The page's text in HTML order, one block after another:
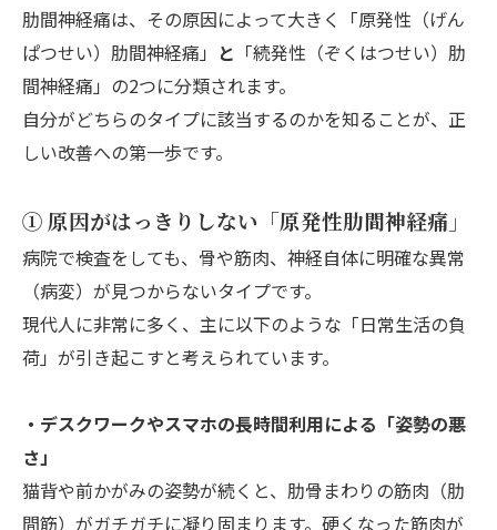
肋間神経痛は、その原因によって大きく「原発性（げん
ぱつせい）肋間神経痛」 と 「続発性（ぞくはつせい）肋
間神経痛」の2つに分類されます。
自分がどちらのタイプに該当するのかを知ることが、正
しい改善への第一歩です。
① 原因がはっきりしない「原発性肋間神経痛」
病院で検査をしても、骨や筋肉、神経自体に明確な異常
（病変）が見つからないタイプです。
現代人に非常に多く、主に以下のような「日常生活の負
荷」が引き起こすと考えられています。
・デスクワークやスマホの長時間利用による「姿勢の悪
さ」
猫背や前かがみの姿勢が続くと、肋骨まわりの筋肉（肋
間筋）がガチガチに凝り固まります。硬くなった筋肉が